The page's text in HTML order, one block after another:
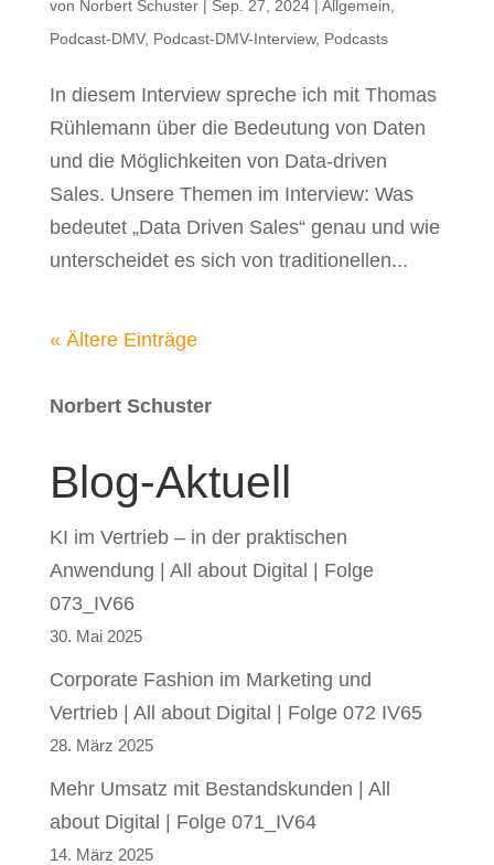
von Norbert Schuster| Sep. 27, 2024| Allgemein
Podcast-DMV, Podcast-DMV-Interview, Podcasts
In diesem Interview spreche ich mit Thomas
Rühlemann über die Bedeutung von Daten
und die Möglichkeiten von Data-driven
Sales. Unsere Themen im Interview: Was
bedeutet „Data Driven Sales“ genau und wie
unterscheidet es sich von traditionellen...
« Ältere Einträge
Norbert Schuster
Blog-Aktuell
KI im Vertrieb – in der praktischen
Anwendung | All about Digital | Folge
073_IV66
30. Mai 2025
Corporate Fashion im Marketing und
Vertrieb | All about Digital | Folge 072 IV65
28. März 2025
Mehr Umsatz mit Bestandskunden | All
about Digital | Folge 071_IV64
14. März 2025